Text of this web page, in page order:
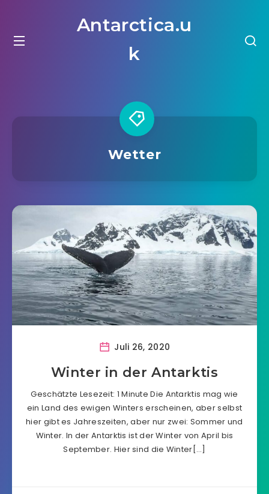
Antarctica.u
k
Wetter
Juli 26, 2020
Winter in der Antarktis
Geschätzte Lesezeit: 1 Minute Die Antarktis mag wie
ein Land des ewigen Winters erscheinen, aber selbst
hier gibt es Jahreszeiten, aber nur zwei: Sommer und
Winter. In der Antarktis ist der Winter von April bis
September. Hier sind die Winter[…]